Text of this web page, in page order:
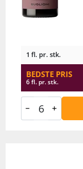
1 fl. pr. stk.
BEDSTE PRIS
6 fl. pr. stk.